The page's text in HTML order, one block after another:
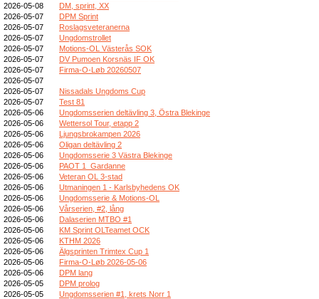
2026-05-08
DM, sprint, XX
2026-05-07
DPM Sprint
2026-05-07
Roslagsveteranerna
2026-05-07
Ungdomstrollet
2026-05-07
Motions-OL Västerås SOK
2026-05-07
DV Pumoen Korsnäs IF OK
2026-05-07
Firma-O-Løb 20260507
2026-05-07
2026-05-07
Nissadals Ungdoms Cup
2026-05-07
Test 81
2026-05-06
Ungdomsserien deltävling 3, Östra Blekinge
2026-05-06
Wettersol Tour, etapp 2
2026-05-06
Ljungsbrokampen 2026
2026-05-06
Oligan deltävling 2
2026-05-06
Ungdomsserie 3 Västra Blekinge
2026-05-06
PAOT 1_Gardanne
2026-05-06
Veteran OL 3-stad
2026-05-06
Utmaningen 1 - Karlsbyhedens OK
2026-05-06
Ungdomsserie & Motions-OL
2026-05-06
Vårserien, #2, lång
2026-05-06
Dalaserien MTBO #1
2026-05-06
KM Sprint OLTeamet OCK
2026-05-06
KTHM 2026
2026-05-06
Älgsprinten Trimtex Cup 1
2026-05-06
Firma-O-Løb 2026-05-06
2026-05-06
DPM lang
2026-05-05
DPM prolog
2026-05-05
Ungdomsserien #1, krets Norr 1